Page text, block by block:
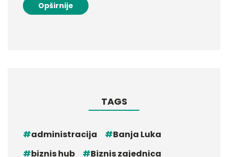
Opširnije
TAGS
administracija
Banja Luka
biznis hub
Biznis zajednica